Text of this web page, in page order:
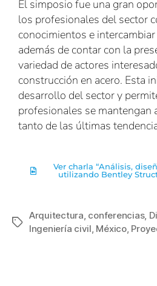
El simposio fue una gran
los profesionales del sector
conocimientos e
además de contar con la
variedad de actores
construcción en acero. Esta
desarrollo del sector y
profesionales se mantengan
tanto de las últimas
Ver charla “Análisis,
utilizando Bentley
Arquitectura, conferencias,
Ingeniería civil, México,